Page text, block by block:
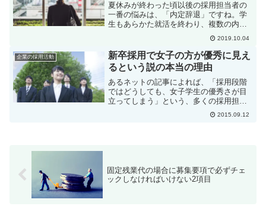
夏休みが終わった頃以後の採用担当者の
一番の悩みは、「内定辞退」ですね。学
生もあらかた就活を終わり、複数の内定
を得て、どこの企業にしようか最終決断
をする時期だからです。企業としては、
内定を出した学生には何とかして来ても
らいたいということであの...
2019.10.04
企業の採用活動
新卒採用で女子の方が優秀に見え
るという説の本当の理由
あるネットの記事によれば、「採用段階
ではどうしても、女子学生の優秀さが目
立ってしまう」という、多くの採用担当
者が感じる現象に対して、それが何故か
といういくつかの説について検証してい
2015.09.12
固定残業代の場合に募集要項で必ずチェ
ックしなければいけない2項目